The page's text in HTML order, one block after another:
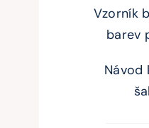
Vzorník
barev
Návod